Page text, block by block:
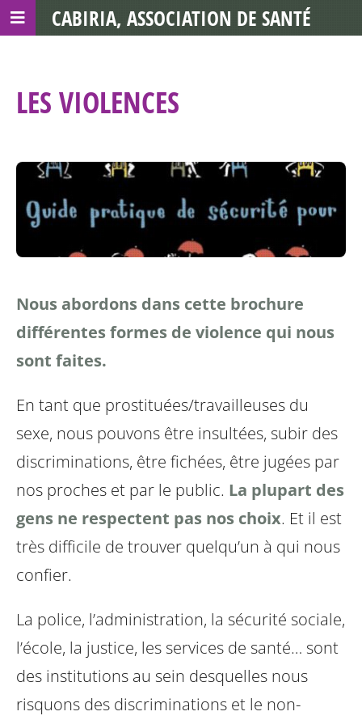
LES VIOLENCES
Nous abordons dans cette brochure
différentes formes de violence qui nous
sont faites.
En tant que prostituées/travailleuses du
sexe, nous pouvons être insultées, subir des
discriminations, être fichées, être jugées par
nos proches et par le public. La plupart des
gens ne respectent pas nos choix. Et il est
très difficile de trouver quelqu’un à qui nous
confier.
La police, l’administration, la sécurité sociale,
l’école, la justice, les services de santé… sont
des institutions au sein desquelles nous
risquons des discriminations et le non-
CABIRIA, ASSOCIATION DE SANTÉ